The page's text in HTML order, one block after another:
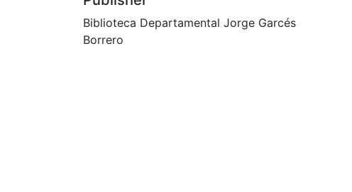
Biblioteca Departamental Jorge Garcés
Borrero